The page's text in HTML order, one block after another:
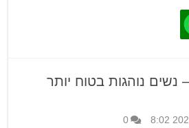
נשים נוהגות בטוח יותר
0